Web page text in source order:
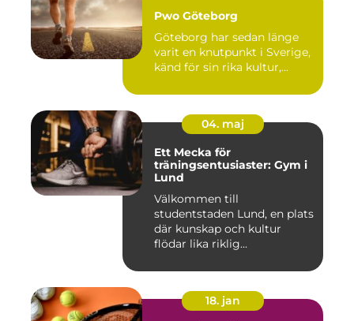
Pwo Göteborg
Göteborg har sedan länge
varit en knutpunkt i Sverige,
känd för sin rika kultur,...
04. maj
Ett Mecka för
träningsentusiaster: Gym i
Lund
Välkommen till
studentstaden Lund, en plats
där kunskap och kultur
flödar lika riklig...
18. jan